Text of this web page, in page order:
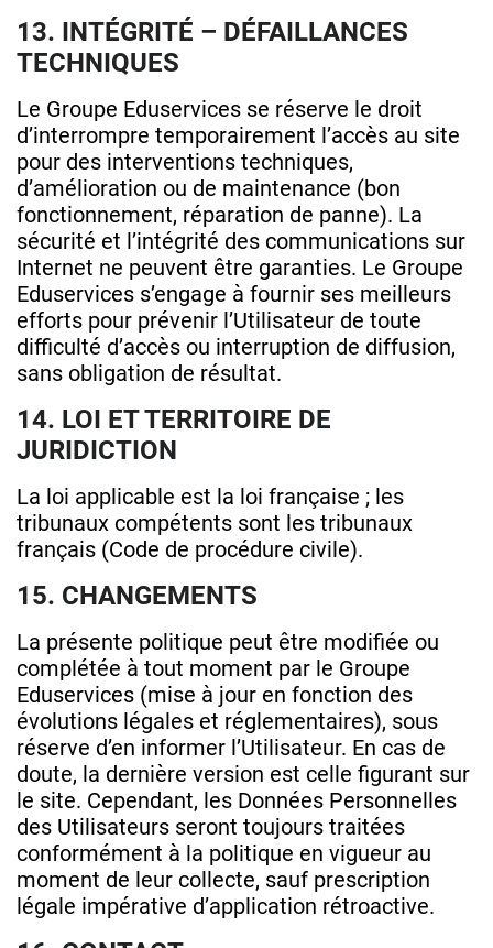
13. INTÉGRITÉ – DÉFAILLANCES
TECHNIQUES
Le Groupe Eduservices se réserve le droit
d’interrompre temporairement l’accès au site
pour des interventions techniques,
d’amélioration ou de maintenance (bon
fonctionnement, réparation de panne). La
sécurité et l’intégrité des communications sur
Internet ne peuvent être garanties. Le Groupe
Eduservices s’engage à fournir ses meilleurs
efforts pour prévenir l’Utilisateur de toute
difficulté d’accès ou interruption de diffusion,
sans obligation de résultat.
14. LOI ET TERRITOIRE DE
JURIDICTION
La loi applicable est la loi française ; les
tribunaux compétents sont les tribunaux
français (Code de procédure civile).
15. CHANGEMENTS
La présente politique peut être modifiée ou
complétée à tout moment par le Groupe
Eduservices (mise à jour en fonction des
évolutions légales et réglementaires), sous
réserve d’en informer l’Utilisateur. En cas de
doute, la dernière version est celle figurant sur
le site. Cependant, les Données Personnelles
des Utilisateurs seront toujours traitées
conformément à la politique en vigueur au
moment de leur collecte, sauf prescription
légale impérative d’application rétroactive.